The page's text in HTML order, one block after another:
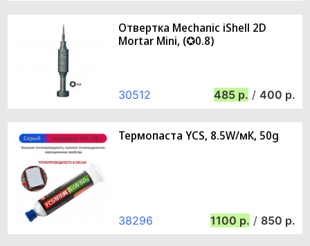
Отвертка Mechanic iShell 2D
Mortar Mini, (✪0.8)
30512 485 / 400
Термопаста YCS, 8.5W/мК, 50g
38296 1100 / 850